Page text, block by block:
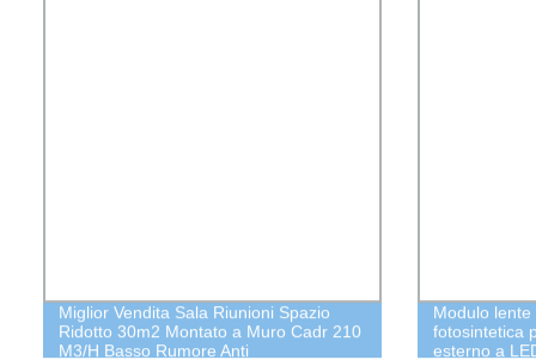
Miglior Vendita Sala Riunioni Spazio
Ridotto 30m2 Montato a Muro Cadr 210
M3/H Basso Rumore Anti
Modulo
fotosintetica
esterno a